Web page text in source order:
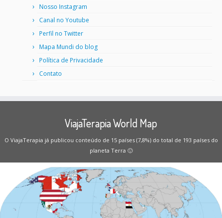
Nosso Instagram
Canal no Youtube
Perfil no Twitter
Mapa Mundi do blog
Política de Privacidade
Contato
ViajaTerapia World Map
O ViajaTerapia já publicou conteúdo de 15 países (7,8%) do total de 193 países do
planeta Terra 🙂